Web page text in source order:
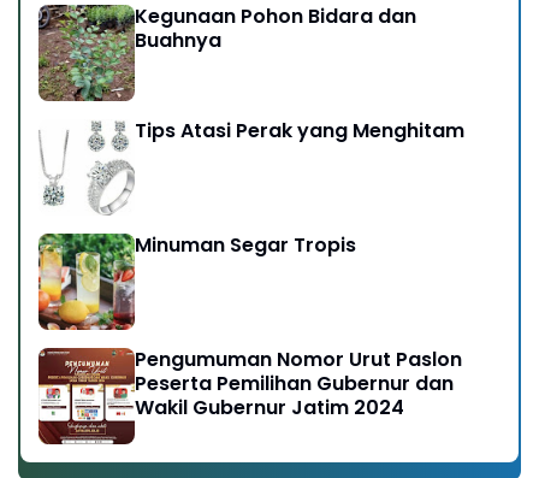
Kegunaan Pohon Bidara dan
Buahnya
Tips Atasi Perak yang Menghitam
Minuman Segar Tropis
Pengumuman Nomor Urut Paslon
Peserta Pemilihan Gubernur dan
Wakil Gubernur Jatim 2024